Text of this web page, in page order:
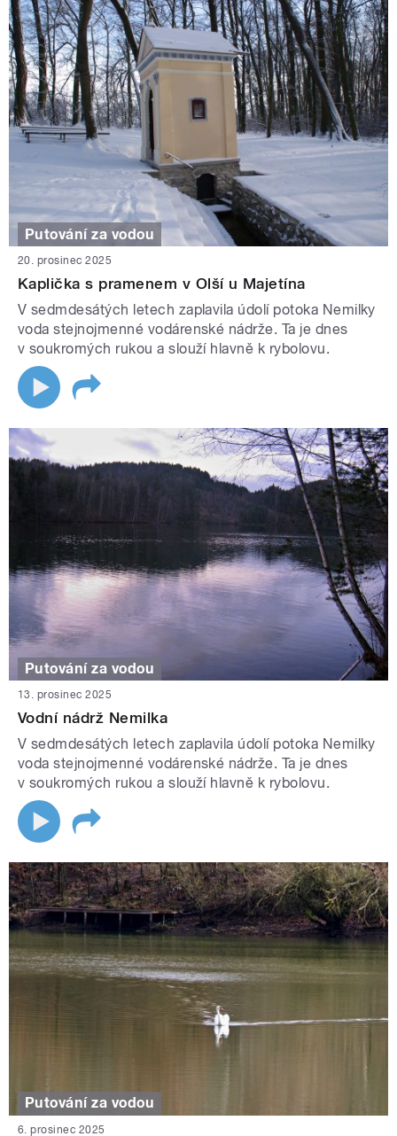
Putování za vodou
20. prosinec 2025
Kaplička s pramenem v Olší u Majetína
V sedmdesátých letech zaplavila údolí potoka Nemilky
voda stejnojmenné vodárenské nádrže. Ta je dnes
v soukromých rukou a slouží hlavně k rybolovu.
Putování za vodou
13. prosinec 2025
Vodní nádrž Nemilka
V sedmdesátých letech zaplavila údolí potoka Nemilky
voda stejnojmenné vodárenské nádrže. Ta je dnes
v soukromých rukou a slouží hlavně k rybolovu.
Putování za vodou
6. prosinec 2025